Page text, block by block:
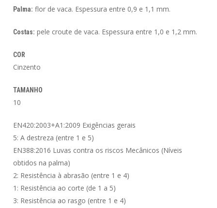
Palma: flor de vaca. Espessura entre 0,9 e 1,1 mm.
Costas: pele croute de vaca. Espessura entre 1,0 e 1,2 mm.
COR
Cinzento
TAMANHO
10
EN420:2003+A1:2009 Exigências gerais
5: A destreza (entre 1 e 5)
EN388:2016 Luvas contra os riscos Mecânicos (Níveis
obtidos na palma)
2: Resistência à abrasão (entre 1 e 4)
1: Resistência ao corte (de 1 a 5)
3: Resistência ao rasgo (entre 1 e 4)